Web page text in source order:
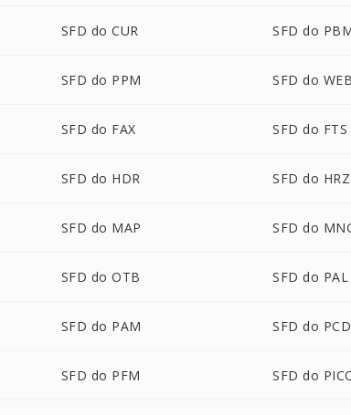
SFD do CUR SFD do
SFD do PPM SFD do
SFD do FAX SFD do FTS
SFD do HDR SFD do HRZ
SFD do MAP SFD do
SFD do OTB SFD do PAL
SFD do PAM SFD do PCD
SFD do PFM SFD do